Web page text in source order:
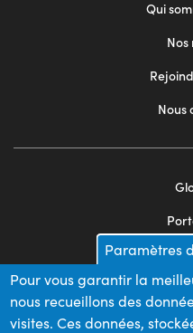
Qui
Nos
Nous
2
Paramètres
Pour vous garantir la
nous recueillons des
visites. Ces données,